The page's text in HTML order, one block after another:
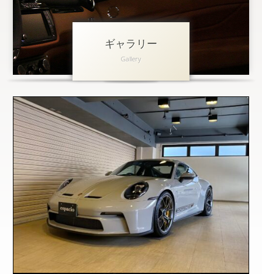
ギャラリー
アクセス
会社概要
お問い合わせ 個人情報保護方針
ギャラリー
Gallery